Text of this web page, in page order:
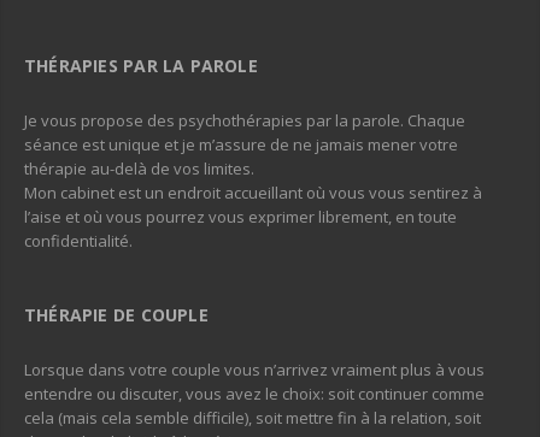
THÉRAPIES PAR LA PAROLE
Je vous propose des psychothérapies par la parole. Chaque
séance est unique et je m’assure de ne jamais mener votre
thérapie au-delà de vos limites.
Mon cabinet est un endroit accueillant où vous vous sentirez à
l’aise et où vous pourrez vous exprimer librement, en toute
confidentialité.
THÉRAPIE DE COUPLE
Lorsque dans votre couple vous n’arrivez vraiment plus à vous
entendre ou discuter, vous avez le choix: soit continuer comme
cela (mais cela semble difficile), soit mettre fin à la relation, soit